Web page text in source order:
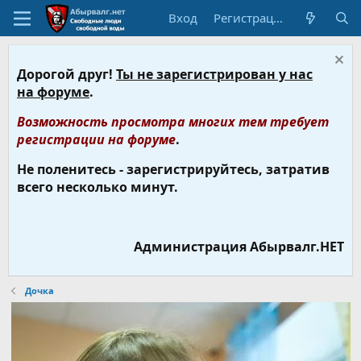
Вход Регистрация
Дорогой друг! Ты не зарегистрирован у нас
на форуме.
Возможность просмотра многих тем требует
регистрации на форуме.
Не поленитесь - зарегистрируйтесь, затратив
всего несколько минут.
Администрация Абырвалг.НЕТ
Дочка